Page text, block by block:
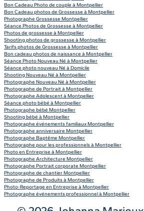
Bon Cadeau Photo de couple à Montpellier
Bon Cadeau photos de Grossesse à Montpellier
Photographe Grossesse Montpellier
Séance Photos de Grossesse à Montpellier
Photos de grossesse à Montpellier
Shooting photos de grossesse à Montpellier
Tarifs photos de Grossesse à Montpellier
Bon cadeau photos de naissance à Montpellier
Séance Photo Nouveau Né à Montpellier
Séance photo nouveau Né à Domicile
Shooting Nouveau Né à Montpellier
Photographe Nouveau Né à Montpellier
Photographe de Portrait à Montpellier
Photographe Adolescent à Montpellier
Séance photo bébé à Montpellier
Photographe bébé Montpellier
Shooting bébé à Montpellier
Photographe événements familiaux Montpellier
Photographe anniversaire Montpellier
Photographe Baptême Montpellier
Photographe pour les professionnels à Montpellier
Photo en Entreprise à Montpellier
Photographe Architecture Montpellier
Photographe Portrait corporate Montpellier
Photographe de chantier Montpellier
Photographe de Produits à Montpellier
Photo-Reportage en Entreprise à Montpellier
Photographe événements professionnel à Montpellier